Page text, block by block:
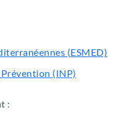
(ESMED)
(INP)
: